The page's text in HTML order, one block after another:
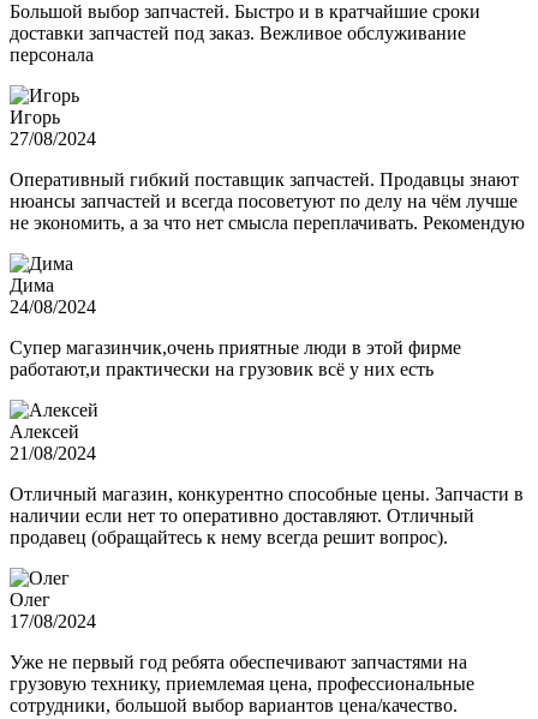
Большой выбор запчастей. Быстро и в кратчайшие сроки
доставки запчастей под заказ. Вежливое обслуживание
персонала
Игорь
27/08/2024
Оперативный гибкий поставщик запчастей. Продавцы знают
нюансы запчастей и всегда посоветуют по делу на чём лучше
не экономить, а за что нет смысла переплачивать. Рекомендую
Дима
24/08/2024
Супер магазинчик,очень приятные люди в этой фирме
работают,и практически на грузовик всё у них есть
Алексей
21/08/2024
Отличный магазин, конкурентно способные цены. Запчасти в
наличии если нет то оперативно доставляют. Отличный
продавец (обращайтесь к нему всегда решит вопрос).
Олег
17/08/2024
Уже не первый год ребята обеспечивают запчастями на
грузовую технику, приемлемая цена, профессиональные
сотрудники, большой выбор вариантов цена/качество.